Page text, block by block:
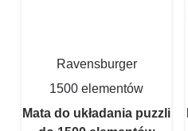
Ravensburger
1500 elementów
Mata do układania puzzli